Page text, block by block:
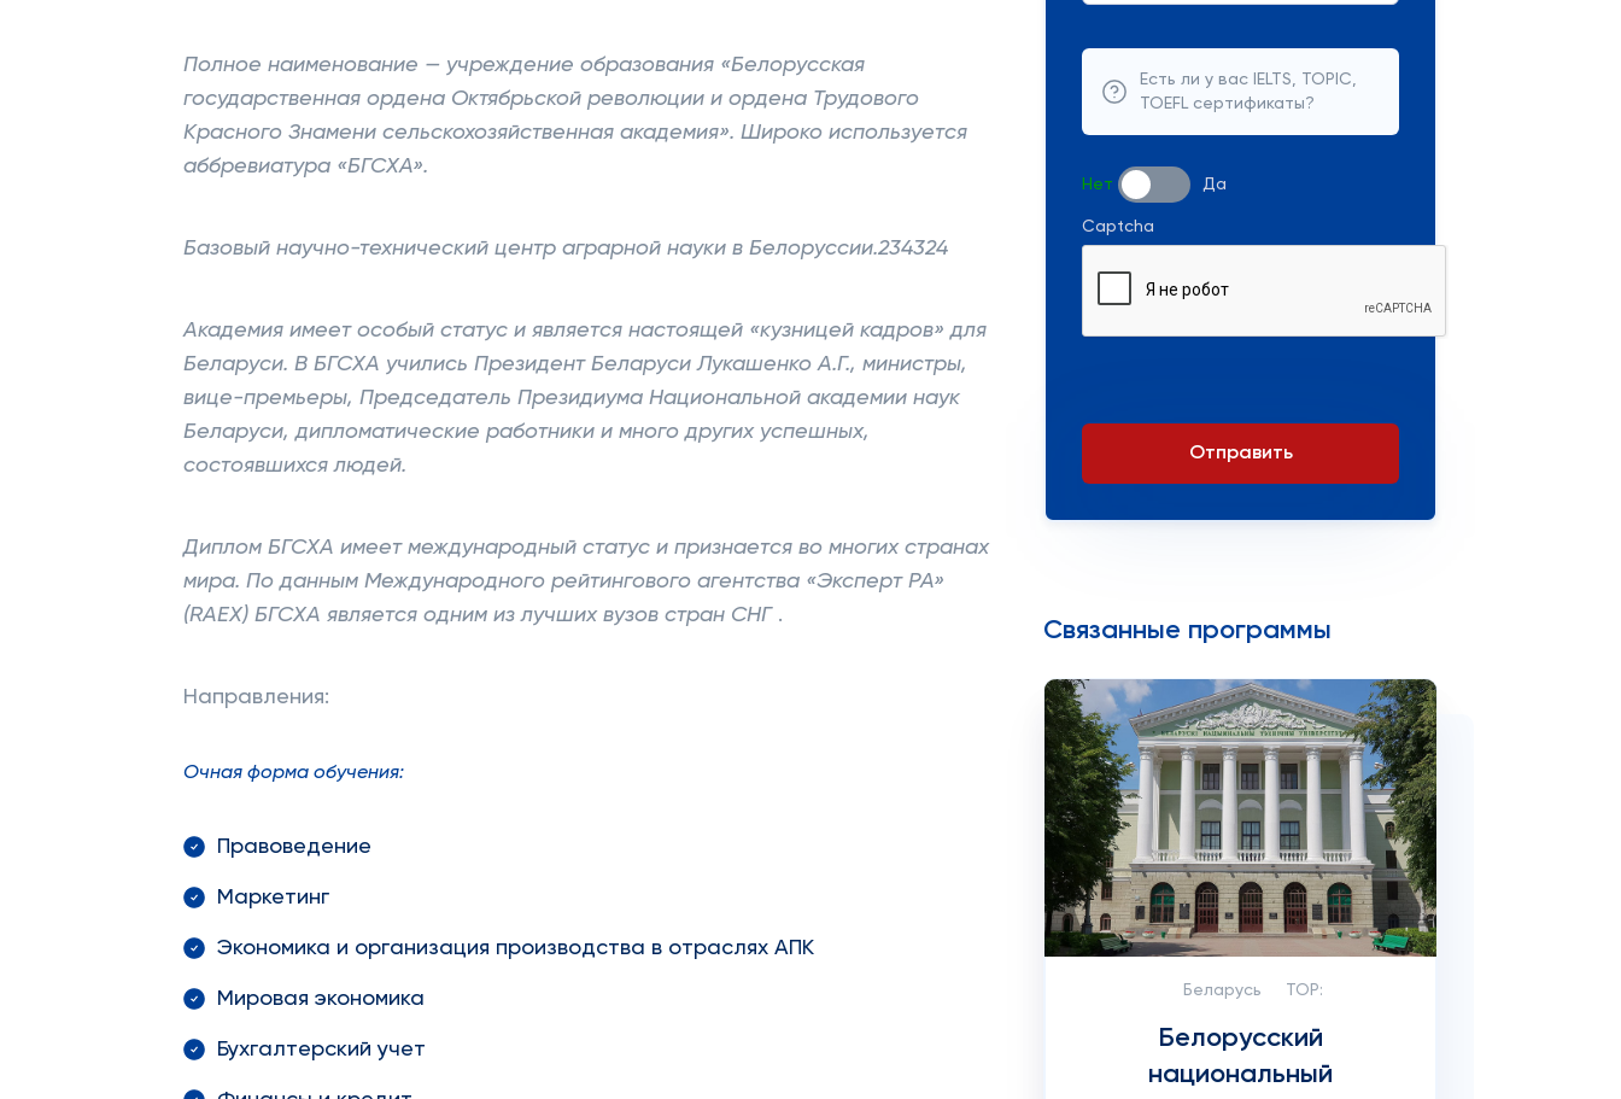
Полное наименование — учреждение образования «Белорусская
государственная ордена Октябрьской революции и ордена Трудового
Красного Знамени сельскохозяйственная академия». Широко используется
аббревиатура «БГСХА».
Базовый научно-технический центр аграрной науки в Белоруссии.234324
Академия имеет особый статус и является настоящей «кузницей кадров» для
Беларуси. В БГСХА учились Президент Беларуси Лукашенко А.Г., министры,
вице-премьеры, Председатель Президиума Национальной академии наук
Беларуси, дипломатические работники и много других успешных,
состоявшихся людей.
Диплом БГСХА имеет международный статус и признается во многих странах
мира. По данным Международного рейтингового агентства «Эксперт РА»
(RAEX) БГСХА является одним из лучших вузов стран СНГ .
Направления:
Очная форма обучения:
Правоведение
Маркетинг
Экономика и организация производства в отраслях АПК
Мировая экономика
Бухгалтерский учет
Есть ли у вас IELTS, TOPIC,
TOEFL сертификаты?
Нет Да
Captcha
Отправить
Связанные программы
Беларусь TOP:
Белорусский
национальный